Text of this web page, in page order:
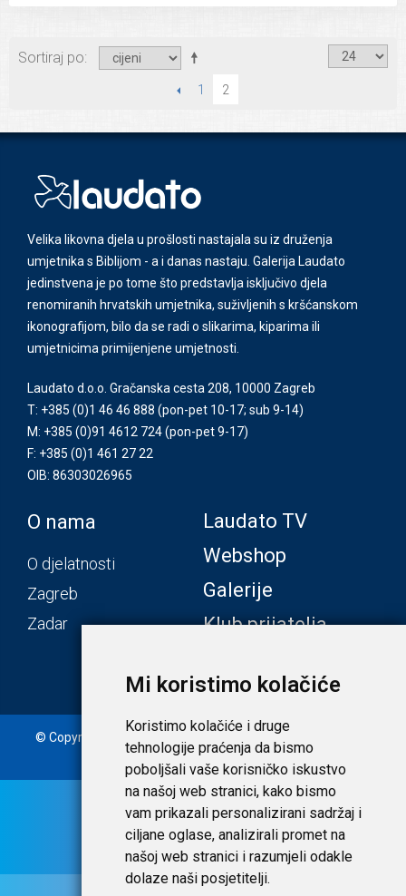
Mi koristimo kolačiće
Koristimo kolačiće i druge
tehnologije praćenja da bismo
poboljšali vaše korisničko iskustvo
na našoj web stranici, kako bismo
vam prikazali personalizirani sadržaj i
ciljane oglase, analizirali promet na
našoj web stranici i razumjeli odakle
dolaze naši posjetitelji.
Sortiraj po
PRETHODNI
1 2
Velika likovna djela u prošlosti nastajala su iz druženja
umjetnika s Biblijom - a i danas nastaju. Galerija Laudato
jedinstvena je po tome što predstavlja isključivo djela
renomiranih hrvatskih umjetnika, suživljenih s kršćanskom
ikonografijom, bilo da se radi o slikarima, kiparima ili
umjetnicima primijenjene umjetnosti.
Laudato d.o.o. Gračanska cesta 208, 10000 Zagreb
T: +385 (0)1 46 46 888 (pon-pet 10-17; sub 9-14)
M: +385 (0)91 4612 724(pon-pet 9-17)
F: +385 (0)1 461 27 22
OIB: 86303026965
O nama
O djelatnosti
Zagreb
Zadar
Laudato TV
Webshop
Galerije
Klub prijatelja
© Copyright 2020. Laudato d.o.o. | Tečaj konverzije: 1 EUR =
7,53450 HRK | Uvjeti i privatnost